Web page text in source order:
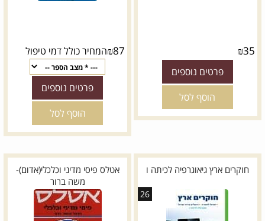
₪35
פרטים נוספים
הוסף לסל
₪87 המחיר כולל דמי טיפול
פרטים נוספים
הוסף לסל
חוקרים ארץ גיאוגרפיה לכיתה ו
26
אטלס פיסי מדיני וכלכלי(אדום)-
משה ברור